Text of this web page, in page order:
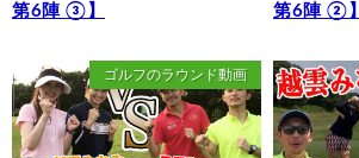
第6陣 ③】
第6陣 ②】
ゴルフのラウンド動画